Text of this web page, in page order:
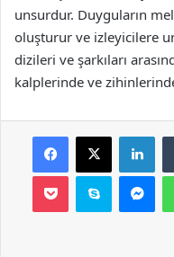
unsurdur. Duyguların
oluşturur ve izleyicilere
dizileri ve şarkıları
kalplerinde ve
Facebook
X
Pocket Skype